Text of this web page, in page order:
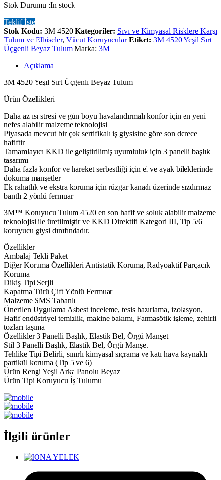
Stok Durumu :In stock
Teklif İste
Stok Kodu: 3M 4520 Kategoriler: Sıvı ve Kimyasal Risklere Karşı
Tulum ve Elbiseler, Vücut Koruyucular Etiket: 3M 4520 Yeşil Sırt
Üçgenli Beyaz Tulum Marka: 3M
Açıklama
3M 4520 Yeşil Sırt Üçgenli Beyaz Tulum
Ürün Özellikleri
Daha az ısı stresi ve gün boyu havalandırmalı konfor için en yeni
nefes alabilir malzeme teknolojisi
Piyasada mevcut bir çok sertifikalı iş giysisine göre son derece
hafiftir
Tamamlayıcı KKD ile geliştirilimiş uyumluluk için 3 panelli başlık
tasarımı
Daha fazla konfor ve hareket serbestliği için el ve ayak bileklerinde
dokuma manşetler
Ek rahatlık ve ekstra koruma için rüzgar kanadı üzerinde sızdırmaz
bantlı 2 yönlü fermuar
3M™ Koruyucu Tulum 4520 en son hafif ve soluk alabilir malzeme
teknolojisi ile üretilmiştir ve KKD Direktifi Kategori III, Tip 5/6
koruyucu giysi dınıfındadır.
Özellikler
Ambalaj Tekli Paket
Diğer Koruma Özellikleri Antistatik Koruma, Radyoaktif Parçacık
Koruma
Dikiş Tipi Serjli
Kapatma Türü Çift Yönlü Fermuar
Malzeme SMS Tabanlı
Önerilen Uygulama Asbest inceleme, tesis hazırlama, izolasyon,
Hafif endüstriyel temizlik, makine bakımı, Farmasötik işleme, zehirli
tozları taşıma
Özellikler 3 Panelli Başlık, Elastik Bel, Örgü Manşet
Stil 3 Panelli Başlık, Elastik Bel, Örgü Manşet
Tehlike Tipi Belirli, sınırlı kimyasal sıçrama ve katı hava kaynaklı
partikül koruma (Tip 5 ve 6)
Ürün Rengi Yeşil Arka Panolu Beyaz
Ürün Tipi Koruyucu İş Tulumu
İlgili ürünler